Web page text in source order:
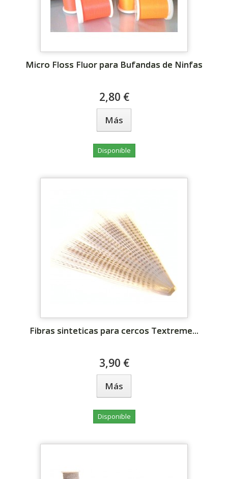
Micro Floss Fluor para Bufandas de Ninfas
2,80 €
Más
Disponible
Fibras sinteticas para cercos Textreme...
3,90 €
Más
Disponible